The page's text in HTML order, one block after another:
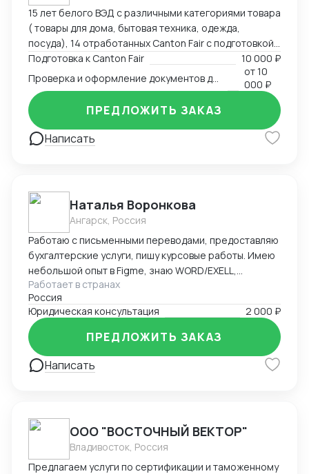
15 лет белого ВЭД с различными категориями товара
( товары для дома, бытовая техника, одежда,
посуда), 14 отработанных Canton Fair с подготовкой,
анализом и подбором ассортиментной матрицы.
Подготовка полного пакета документов включая
сертификацию, образцы, ввоз и оформление.
Оформление полного пакета документов для ТО и
доставки, просчет юнит экономики. Контроль
платежей через третьи страны и проверка
корректности Валютного контроля.
Подготовка к Canton Fair
10 000 ₽
от10
000 ₽
Написать
ПРЕДЛОЖИТЬ ЗАКАЗ
Наталья Воронкова
Ангарск, Россия
Работаю с письменными переводами, предоставляю
бухгалтерские услуги, пишу курсовые работы. Имею
небольшой опыт в Figme, знаю WORD/EXELL,
составляю и редактирую таблицы. Рассматриваю
подработку, рассмотрю Ваши варианты.
Работает в странах
Россия
Юридическая консультация
2 000 ₽
Написать
ПРЕДЛОЖИТЬ ЗАКАЗ
ООО "ВОСТОЧНЫЙ ВЕКТОР"
Владивосток, Россия
Предлагаем услуги по сертификации и таможенному